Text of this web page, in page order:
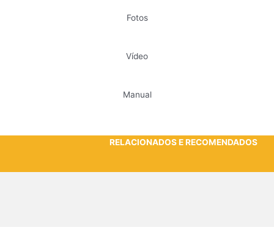
Fotos
Vídeo
Manual
RELACIONADOS E RECOMENDADOS